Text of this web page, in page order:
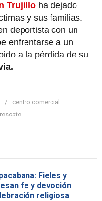
Trujillo ha dejado
y sus familias.
deportista con un
enfrentarse a un
a la pérdida de su
centro comercial
rescate
Fieles y
fe y devoción
religiosa